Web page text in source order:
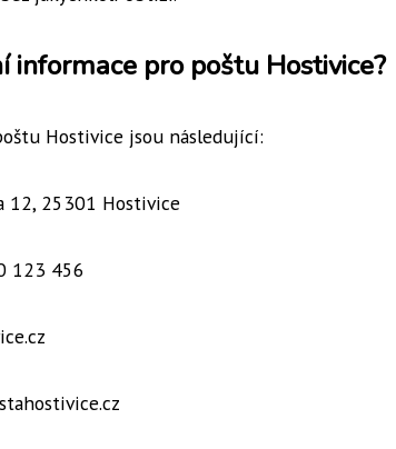
informace pro poštu Hostivice?
Hostivice jsou následující:
12, 25301 Hostivice
123 456